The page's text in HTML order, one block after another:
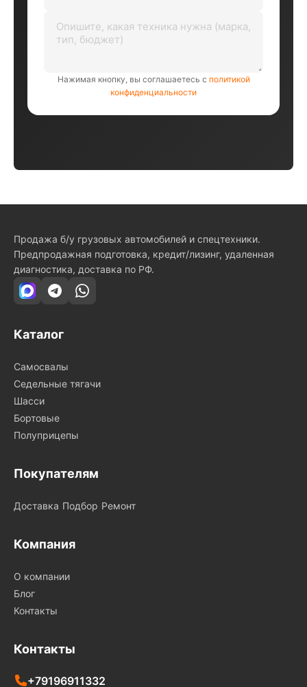
Нажимая кнопку, вы соглашаетесь с политикой
конфиденциальности
Продажа б/у грузовых автомобилей и спецтехники.
Предпродажная подготовка, кредит/лизинг, удаленная
диагностика, доставка по РФ.
Каталог
Самосвалы
Седельные тягачи
Шасси
Бортовые
Полуприцепы
Покупателям
Доставка Подбор Ремонт
Компания
О компании
Блог
Контакты
Контакты
+79196911332